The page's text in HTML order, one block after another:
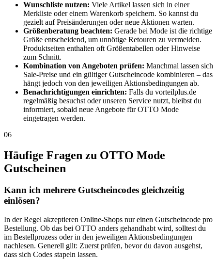
Wunschliste nutzen: Viele Artikel lassen sich in einer
Merkliste oder einem Warenkorb speichern. So kannst du
gezielt auf Preisänderungen oder neue Aktionen warten.
Größenberatung beachten: Gerade bei Mode ist die richtige
Größe entscheidend, um unnötige Retouren zu vermeiden.
Produktseiten enthalten oft Größentabellen oder Hinweise
zum Schnitt.
Kombination von Angeboten prüfen: Manchmal lassen sich
Sale-Preise und ein gültiger Gutscheincode kombinieren – das
hängt jedoch von den jeweiligen Aktionsbedingungen ab.
Benachrichtigungen einrichten: Falls du vorteilplus.de
regelmäßig besuchst oder unseren Service nutzt, bleibst du
informiert, sobald neue Angebote für OTTO Mode
eingetragen werden.
06
Häufige Fragen zu OTTO Mode
Gutscheinen
Kann ich mehrere Gutscheincodes gleichzeitig
einlösen?
In der Regel akzeptieren Online-Shops nur einen Gutscheincode pro
Bestellung. Ob das bei OTTO anders gehandhabt wird, solltest du
im Bestellprozess oder in den jeweiligen Aktionsbedingungen
nachlesen. Generell gilt: Zuerst prüfen, bevor du davon ausgehst,
dass sich Codes stapeln lassen.